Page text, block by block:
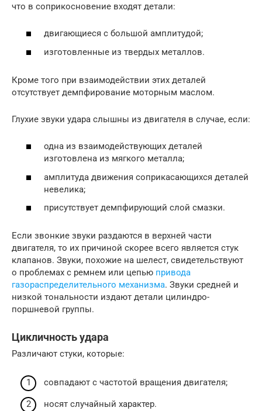
что в соприкосновение входят детали:
двигающиеся с большой амплитудой;
изготовленные из твердых металлов.
Кроме того при взаимодействии этих деталей
отсутствует демпфирование моторным маслом.
Глухие звуки удара слышны из двигателя в случае, если:
одна из взаимодействующих деталей
изготовлена из мягкого металла;
амплитуда движения соприкасающихся деталей
невелика;
присутствует демпфирующий слой смазки.
Если звонкие звуки раздаются в верхней части
двигателя, то их причиной скорее всего является стук
клапанов. Звуки, похожие на шелест, свидетельствуют
о проблемах с ремнем или цепью привода
газораспределительного механизма. Звуки средней и
низкой тональности издают детали цилиндро-
поршневой группы.
Цикличность удара
Различают стуки, которые:
совпадают с частотой вращения двигателя;
носят случайный характер.